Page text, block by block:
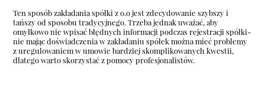
Ten sposób zakładania spółki z o.o jest zdecydowanie szybszy i
tańszy od sposobu tradycyjnego. Trzeba jednak uważać, aby
omyłkowo nie wpisać błędnych informacji podczas rejestracji spółki-
nie mając doświadczenia w zakładaniu spółek można mieć problemy
z uregulowaniem w umowie bardziej skomplikowanych kwestii,
dlatego warto skorzystać z pomocy profesjonalistów.